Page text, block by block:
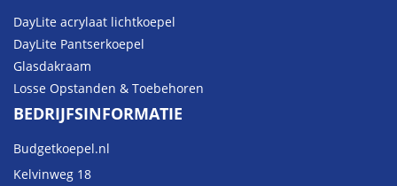
DayLite acrylaat lichtkoepel
DayLite Pantserkoepel
Glasdakraam
Losse Opstanden & Toebehoren
BEDRIJFSINFORMATIE
Budgetkoepel.nl
Kelvinweg 18